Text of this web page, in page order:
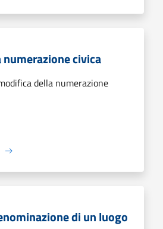
civica
della numerazione
di un luogo